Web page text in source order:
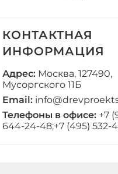
КОНТАКТНАЯ
ИНФОРМАЦИЯ
Адрес: Москва, 127490,
Мусоргского 11Б
Email:
Телефоны в офисе: +7
644-24-48;+7 (495) 532-